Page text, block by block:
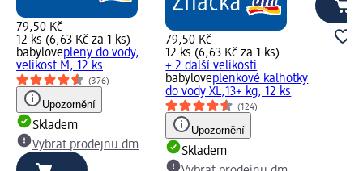
79,50 Kč
12 ks (6,63 Kč za 1 ks)
babylovepleny do vody,
velikost M, 12 ks
(376)
Upozornění
Skladem
Vybrat prodejnu dm
79,50 Kč
12 ks (6,63 Kč za 1 ks)
+ 2 další velikosti
babyloveplenkové kalhotky
do vody XL,13+ kg, 12 ks
(124)
Upozornění
Skladem